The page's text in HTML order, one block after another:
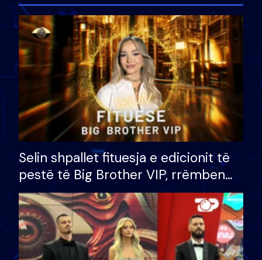
Selin shpallet fituesja e edicionit të
pestë të Big Brother VIP, rrëmben
çmimin e madh prej 100 mijë eurosh